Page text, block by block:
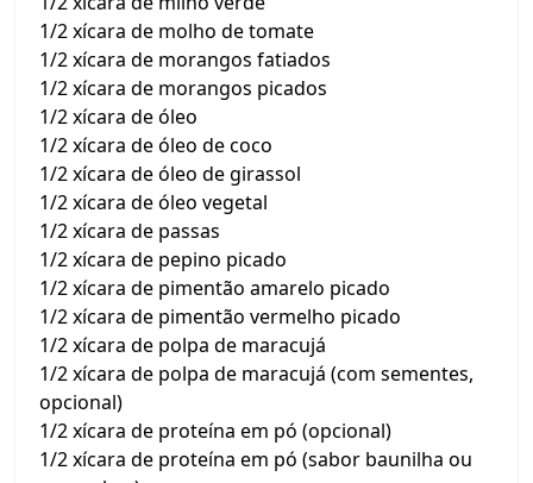
1/2 xícara de molho de tomate
1/2 xícara de morangos fatiados
1/2 xícara de morangos picados
1/2 xícara de óleo
1/2 xícara de óleo de coco
1/2 xícara de óleo de girassol
1/2 xícara de óleo vegetal
1/2 xícara de passas
1/2 xícara de pepino picado
1/2 xícara de pimentão amarelo picado
1/2 xícara de pimentão vermelho picado
1/2 xícara de polpa de maracujá
1/2 xícara de polpa de maracujá (com sementes,
opcional)
1/2 xícara de proteína em pó (opcional)
1/2 xícara de proteína em pó (sabor baunilha ou